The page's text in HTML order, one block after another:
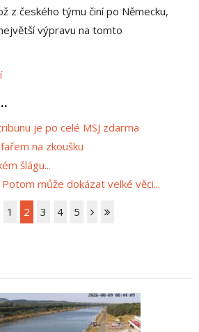
z českého týmu činí po Německu,
výpravu na tomto
je po celé MSJ zdarma
na zkoušku
šlágu...
může dokázat velké věci...
1
2 3 4 5